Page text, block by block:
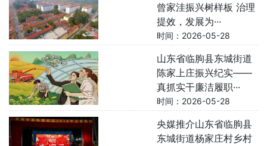
曾家洼振兴树样板 治理
提效，发展为···
时间：2026-05-28
山东省临朐县东城街道
陈家上庄振兴纪实——
真抓实干廉洁履职···
时间：2026-05-28
央媒推介山东省临朐县
东城街道杨家庄村乡村